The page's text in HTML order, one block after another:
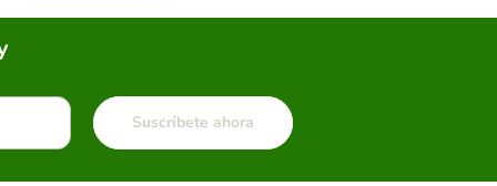
Suscríbete ahora